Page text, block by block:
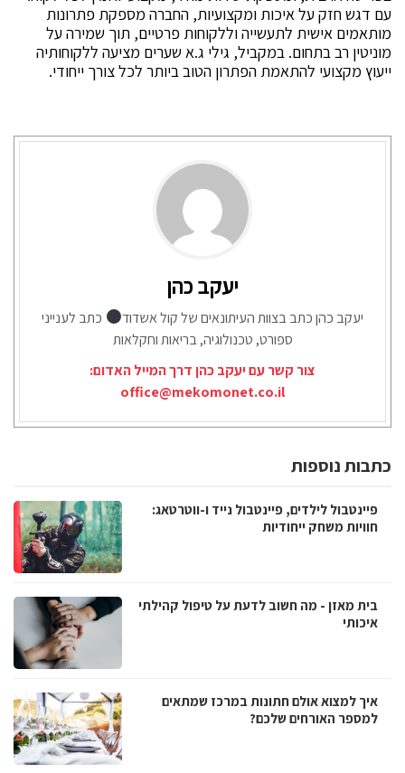
עם דגש חזק על איכות ומקצועיות, החברה מספקת פתרונות
מותאמים אישית לתעשייה וללקוחות פרטיים, תוך שמירה על
מוניטין רב בתחום. במקביל, גילי ג.א שערים מציעה ללקוחותיה
ייעוץ מקצועי להתאמת הפתרון הטוב ביותר לכל צורך ייחודי.
יעקב כהן
יעקב כהן כתב בצוות העיתונאים של קול אשדוד
כתב לענייני
ספורט, טכנולוגיה, בריאות וחקלאות
צור קשר עם יעקב כהן דרך המייל האדום:
office@mekomonet.co.il
כתבות נוספות
פיינטבול לילדים, פיינטבול נייד ו-ווטרטאג:
חוויות משחק ייחודיות
בית מאזן - מה חשוב לדעת על טיפול קהילתי
איכותי
איך למצוא אולם חתונות במרכז שמתאים
למספר האורחים שלכם?